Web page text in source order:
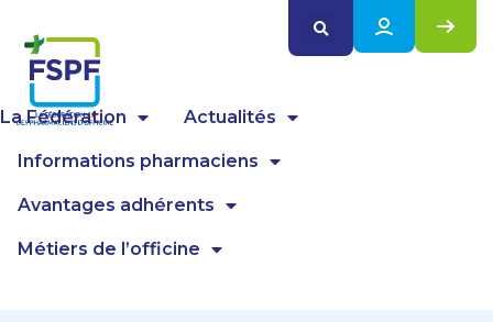
La Fédération Actualités
Informations pharmaciens
Avantages adhérents
Métiers de l’officine